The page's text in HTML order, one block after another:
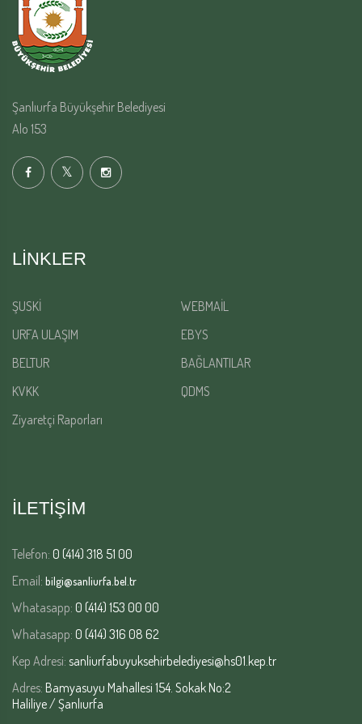
Şanlıurfa Büyükşehir Belediyesi
Alo 153
LINKLER
ŞUSKİ
WEBMAİL
URFA ULAŞIM
EBYS
BELTUR
BAĞLANTILAR
KVKK
QDMS
Ziyaretçi Raporları
İLETİŞİM
Telefon: 0 (414) 318 51 00
Email: bilgi@sanliurfa.bel.tr
Whatasapp: 0 (414) 153 00 00
Whatasapp: 0 (414) 316 08 62
Kep Adresi: sanliurfabuyuksehirbelediyesi@hs01.kep.tr
Adres: Bamyasuyu Mahallesi 154. Sokak No:2
Haliliye / Şanlıurfa